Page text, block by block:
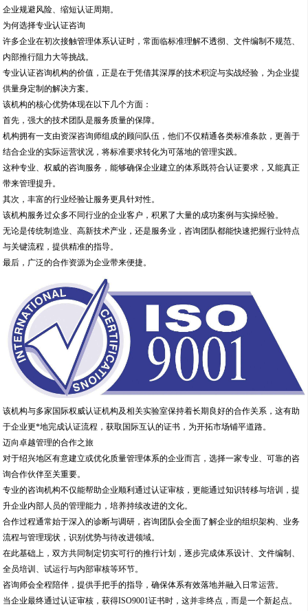
企业规避风险、缩短认证周期。
为何选择专业认证咨询
许多企业在初次接触管理体系认证时，常面临标准理解不透彻、文件编制不规范、
内部推行阻力大等挑战。
专业认证咨询机构的价值，正是在于凭借其深厚的技术积淀与实战经验，为企业提
供量身定制的解决方案。
该机构的核心优势体现在以下几个方面：
首先，强大的技术团队是服务质量的保障。
机构拥有一支由资深咨询师组成的顾问队伍，他们不仅精通各类标准条款，更善于
结合企业的实际运营状况，将标准要求转化为可落地的管理实践。
这种专业、权威的咨询服务，能够确保企业建立的体系既符合认证要求，又能真正
带来管理提升。
其次，丰富的行业经验让服务更具针对性。
该机构服务过众多不同行业的企业客户，积累了大量的成功案例与实操经验。
无论是传统制造业、高新技术产业，还是服务业，咨询团队都能快速把握行业特点
与关键流程，提供精准的指导。
最后，广泛的合作资源为企业带来便捷。
该机构与多家国际权威认证机构及相关实验室保持着长期良好的合作关系，这有助
于企业更*地完成认证流程，获取国际互认的证书，为开拓市场铺平道路。
迈向卓越管理的合作之旅
对于绍兴地区有意建立或优化质量管理体系的企业而言，选择一家专业、可靠的咨
询合作伙伴至关重要。
专业的咨询机构不仅能帮助企业顺利通过认证审核，更能通过知识转移与培训，提
升企业内部人员的管理能力，培养持续改进的文化。
合作过程通常始于深入的诊断与调研，咨询团队会全面了解企业的组织架构、业务
流程与管理现状，识别优势与待改进领域。
在此基础上，双方共同制定切实可行的推行计划，逐步完成体系设计、文件编制、
全员培训、试运行与内部审核等环节。
咨询师会全程陪伴，提供手把手的指导，确保体系有效落地并融入日常运营。
当企业最终通过认证审核，获得ISO9001证书时，这并非终点，而是一个新起点。